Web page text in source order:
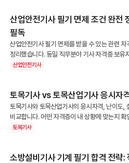
산업안전기사 필기 면제 조건 완전
필독
산업안전기사 필기 면제를 받을 수 있는 관련 자
정리했습니다. 동일 직무분야 기사 자격증 보유
응시할 수 있습니다. 지금 바로 확인하세요.
산업안전기사
토목기사 vs 토목산업기사 응시자
토목기사와 토목산업기사의 응시자격, 난이도,
비교합니다. 어떤 자격증이 내 상황에 맞는지
토목기사
소방설비기사 기계 필기 합격 전략: